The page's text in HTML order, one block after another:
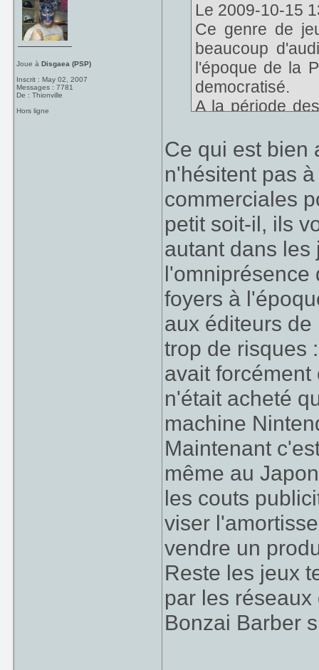
Joue àDisgaea (PSP)
Inscrit : May 02, 2007
Messages : 7781
De : Thionville
Hors ligne
Le 2009-10-15
Ce genre de
beaucoup
l'époque de la
democratisé.
A la période
Ce qui est bien
n'hésitent pas
commerciales
petit soit-il, ils
autant dans les
l'omniprésence
foyers à
aux éditeurs
trop de risques
avait
n'était acheté
machine
Maintenant
même au
les couts
viser
vendre un
Reste les jeux
par les
Bonzai Barber